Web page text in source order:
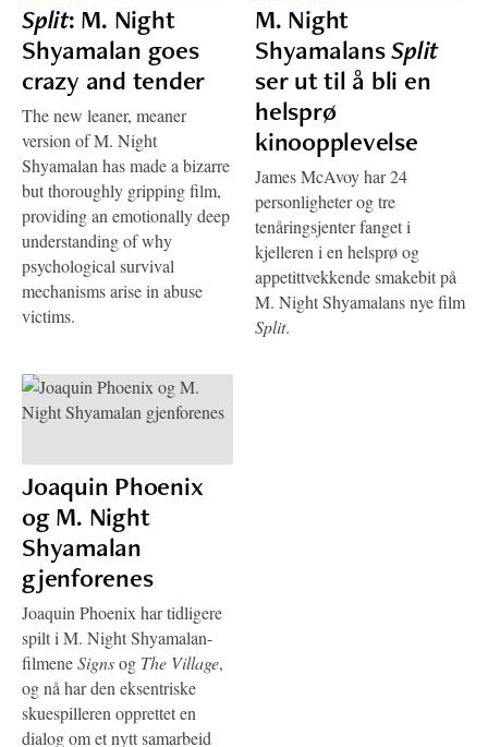
Split: M. Night
Shyamalan goes
crazy and tender
The new leaner, meaner
version of M. Night
Shyamalan has made a bizarre
but thoroughly gripping film,
providing an emotionally deep
understanding of why
psychological survival
mechanisms arise in abuse
victims.
M. Night
ShyamalansSplit
ser ut til å bli en
helsprø
kinoopplevelse
James McAvoy har 24
personligheter og tre
tenåringsjenter fanget i
kjelleren i en helsprø og
appetittvekkende smakebit på
M. Night Shyamalans nye film
Split.
Joaquin Phoenix
og M. Night
Shyamalan
gjenforenes
Joaquin Phoenix har tidligere
spilt i M. Night Shyamalan-
filmeneSignsog The Village,
og nå har den eksentriske
skuespilleren opprettet en
dialog om et nytt samarbeid